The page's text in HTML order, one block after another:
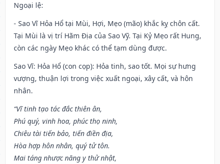
Ngoại lệ:
- Sao Vĩ Hỏa Hổ tại Mùi, Hợi, Mẹo (mão) khắc kỵ chôn cất.
Tại Mùi là vị trí Hãm Địa của Sao Vỹ. Tại Kỷ Mẹo rất Hung,
còn các ngày Mẹo khác có thể tạm dùng được.
Sao Vĩ: Hỏa Hổ (con cọp): Hỏa tinh, sao tốt. Mọi sự hưng
vượng, thuận lợi trong việc xuất ngoại, xây cất, và hôn
nhân.
“Vĩ tinh tạo tác đắc thiên ân,
Phú quý, vinh hoa, phúc thọ ninh,
Chiêu tài tiến bảo, tiến điền địa,
Hòa hợp hôn nhân, quý tử tôn.
Mai táng nhược năng y thử nhật,